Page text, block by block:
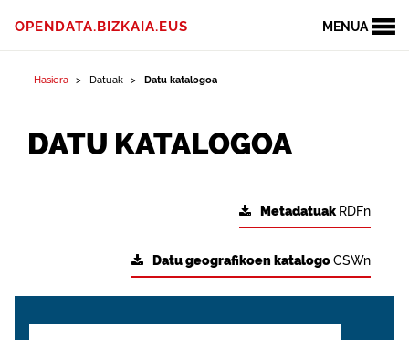
MENUA
OPENDATA.BIZKAIA.EUS
Hasiera Datuak Datu katalogoa
DATU KATALOGOA
Metadatuak RDFn
Datu geografikoen katalogoCSWn